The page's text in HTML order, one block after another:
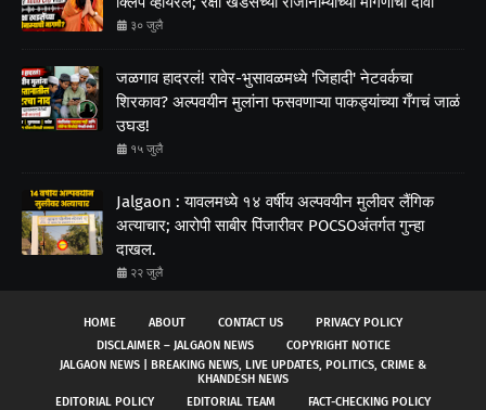
३० जुलै
जळगाव हादरलं! रावेर-भुसावळमध्ये 'जिहादी' नेटवर्कचा
शिरकाव? अल्पवयीन मुलांना फसवणाऱ्या पाकड्यांच्या गँगचं जाळं
उघड!
१५ जुलै
Jalgaon : यावलमध्ये १४ वर्षीय अल्पवयीन मुलीवर लैंगिक
अत्याचार; आरोपी साबीर पिंजारीवर POCSOअंतर्गत गुन्हा
दाखल.
२२ जुलै
HOME ABOUT CONTACT US
PRIVACY POLICY
DISCLAIMER – JALGAON NEWS
COPYRIGHT NOTICE
JALGAON NEWS | BREAKING NEWS, LIVE UPDATES, POLITICS, CRIME &
KHANDESH NEWS
EDITORIAL POLICY
EDITORIAL TEAM FACT-CHECKING POLICY